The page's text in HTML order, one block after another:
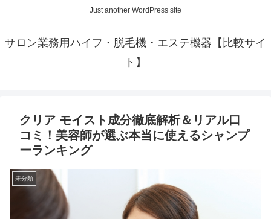
Just another WordPress site
サロン業務用ハイフ・脱毛機・エステ機器【比較サイ
ト】
クリア モイスト成分徹底解析＆リアル口
コミ！美容師が選ぶ本当に使えるシャンプ
ーランキング
未分類